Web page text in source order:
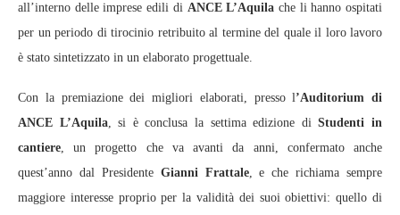
all’interno delle imprese edili di ANCE L’Aquila che li hanno ospitati
per un periodo di tirocinio retribuito al termine del quale il loro lavoro
è stato sintetizzato in un elaborato progettuale.
Con la premiazione dei migliori elaborati, presso l’Auditorium di
ANCE L’Aquila, si è conclusa la settima edizione diStudenti in
cantiere, un progetto che va avanti da anni, confermato anche
quest’anno dal Presidente Gianni Frattale, e che richiama sempre
maggiore interesse proprio per la validità dei suoi obiettivi: quello di